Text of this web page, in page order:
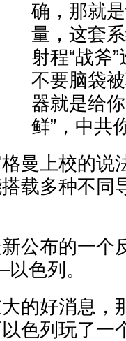
确，那就
量，这套
射程“战斧
不要脑袋
器就是给
鲜”，中共
曼上校的说
载多种不同
公布的一个
色列。
的好消息，
色列玩了一